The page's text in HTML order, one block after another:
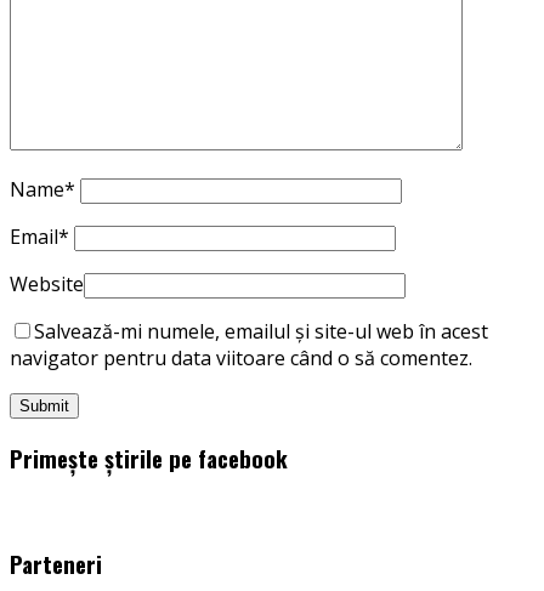
Name*
Email*
Website
Salvează-mi numele, emailul și site-ul web în acest
navigator pentru data viitoare când o să comentez.
Primește știrile pe facebook
Parteneri